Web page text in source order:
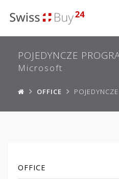
POJEDYNCZE
Microsoft
OFFICE
OFFICE